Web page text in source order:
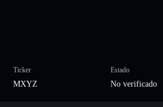
Ticker
MXYZ
Estado
No verificado